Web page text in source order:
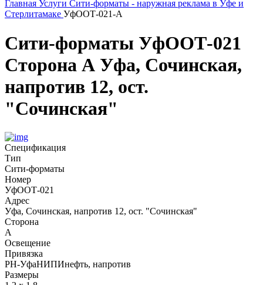
Главная Услуги Сити-форматы - наружная реклама в Уфе и
Стерлитамаке УфООТ-021-А
Сити-форматы УфООТ-021
Сторона А Уфа, Сочинская,
напротив 12, ост.
"Сочинская"
Спецификация
Тип
Сити-форматы
Номер
УфООТ-021
Адрес
Уфа, Сочинская, напротив 12, ост. "Сочинская"
Сторона
А
Освещение
Привязка
РН-УфаНИПИнефть, напротив
Размеры